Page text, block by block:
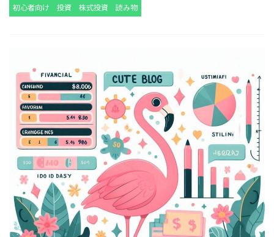
初心者向け 投資 株式投資 読み物